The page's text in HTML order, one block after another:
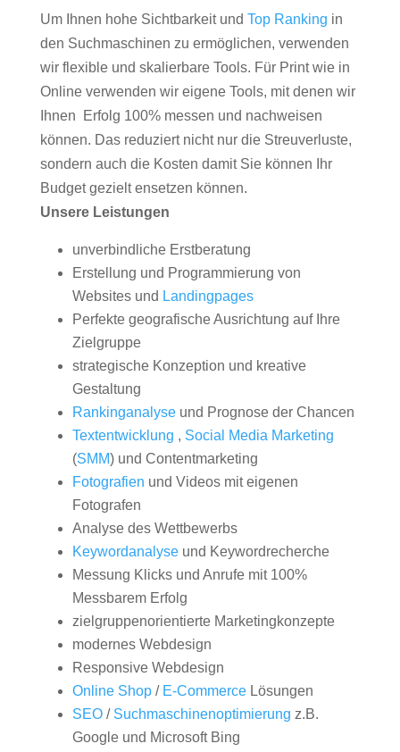
Um Ihnen hohe Sichtbarkeit und Top Ranking in
den Suchmaschinen zu ermöglichen, verwenden
wir flexible und skalierbare Tools. Für Print wie in
Online verwenden wir eigene Tools, mit denen wir
Ihnen Erfolg 100% messen und nachweisen
können. Das reduziert nicht nur die Streuverluste,
sondern auch die Kosten damit Sie können Ihr
Budget gezielt ensetzen können.
Unsere Leistungen
unverbindliche Erstberatung
Erstellung und Programmierung von
Websites und Landingpages
Perfekte geografische Ausrichtung auf Ihre
Zielgruppe
strategische Konzeption und kreative
Gestaltung
Rankinganalyseund Prognose der Chancen
Textentwicklung , Social Media Marketing
(SMM) und Contentmarketing
Fotografien und Videos mit eigenen
Fotografen
Analyse des Wettbewerbs
Keywordanalyseund Keywordrecherche
Messung Klicks und Anrufe mit 100%
Messbarem Erfolg
zielgruppenorientierte Marketingkonzepte
modernes Webdesign
Responsive Webdesign
Online Shop/ E-CommerceLösungen
SEO/ Suchmaschinenoptimierung z.B.
Google und Microsoft Bing